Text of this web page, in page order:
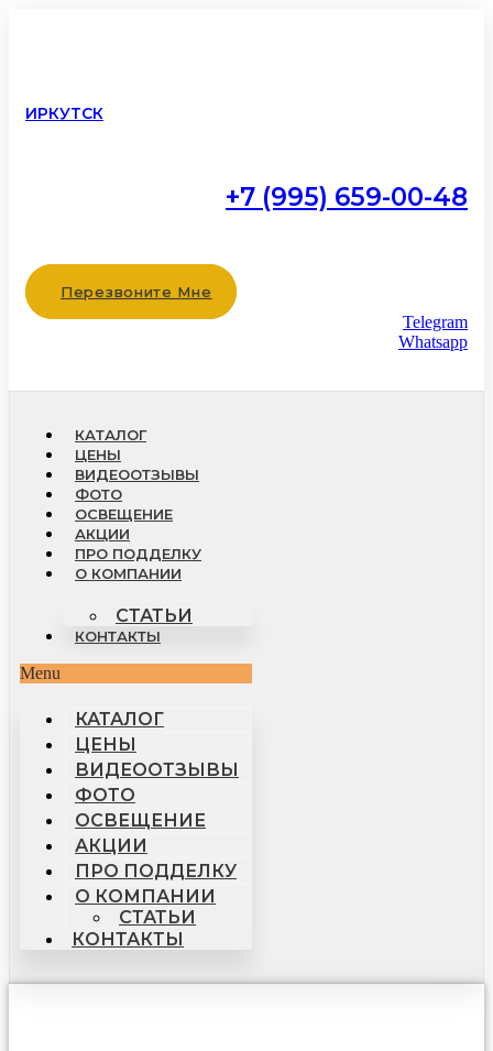
ИРКУТСК
+7 (995) 659-00-48
Перезвоните Мне
Telegram
Whatsapp
КАТАЛОГ
ЦЕНЫ
ВИДЕООТЗЫВЫ
ФОТО
ОСВЕЩЕНИЕ
АКЦИИ
ПРО ПОДДЕЛКУ
О КОМПАНИИ
СТАТЬИ
КОНТАКТЫ
Menu
КАТАЛОГ
ЦЕНЫ
ВИДЕООТЗЫВЫ
ФОТО
ОСВЕЩЕНИЕ
АКЦИИ
ПРО ПОДДЕЛКУ
О КОМПАНИИ
СТАТЬИ
КОНТАКТЫ